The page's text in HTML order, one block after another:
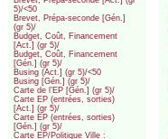
5)/<50
Brevet, Prépa-seconde [Gén.]
(gr 5)/
Budget, Coût, Financement
[Act.] (gr 5)/
Budget, Coût, Financement
[Gén.] (gr 5)/
Busing (Act.] (gr 5)/<50
Busing [Gén.] (gr 5)/
Carte de l’EP [Gén.] (gr 5)/
Carte EP (entrées, sorties)
[Act.] (gr 5)/
Carte EP (entrées, sorties)
[Gén.] (gr 5)/
Carte EP/Politique Ville :